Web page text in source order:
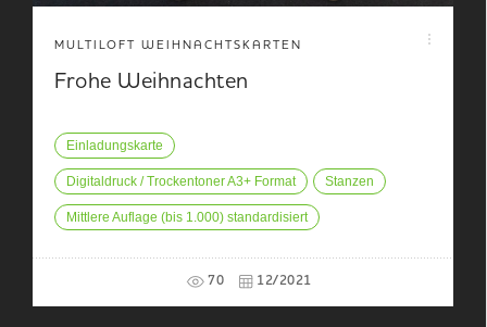
MULTILOFT WEIHNACHTSKARTEN
Frohe Weihnachten
Einladungskarte
Digitaldruck / Trockentoner A3+ Format Stanzen
Mittlere Auflage (bis 1.000) standardisiert
70 12/2021